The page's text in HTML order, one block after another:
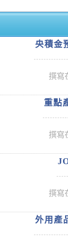
央積金
撰寫
重點
撰寫
撰寫
外用產